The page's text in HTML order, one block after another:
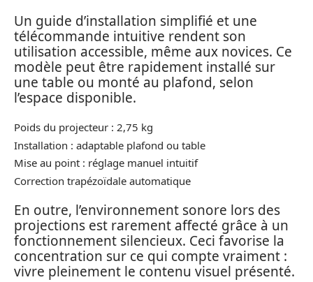
Un guide d’installation simplifié et une
télécommande intuitive rendent son
utilisation accessible, même aux novices. Ce
modèle peut être rapidement installé sur
une table ou monté au plafond, selon
l’espace disponible.
Poids du projecteur : 2,75 kg
Installation : adaptable plafond ou table
Mise au point : réglage manuel intuitif
Correction trapézoïdale automatique
En outre, l’environnement sonore lors des
projections est rarement affecté grâce à un
fonctionnement silencieux. Ceci favorise la
concentration sur ce qui compte vraiment :
vivre pleinement le contenu visuel présenté.